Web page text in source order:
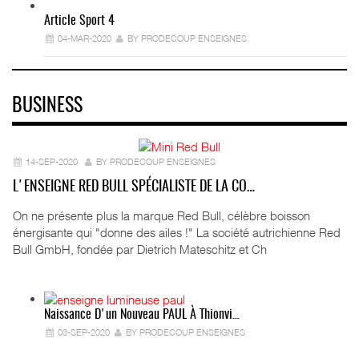
Article Sport 4
04-MAR-2020 BY PRODECOUP ENSEIGNES
BUSINESS
14-SEP-2020 BY PRODECOUP ENSEIGNES
L'ENSEIGNE RED BULL SPÉCIALISTE DE LA CO…
On ne présente plus la marque Red Bull, célèbre boisson
énergisante qui "donne des ailes !" La société autrichienne Red
Bull GmbH, fondée par Dietrich Mateschitz et Ch
Naissance D'un Nouveau PAUL À Thionvi…
03-SEP-2020 BY PRODECOUP ENSEIGNES